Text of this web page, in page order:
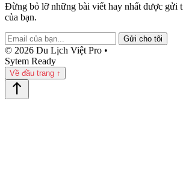
Đừng bỏ lỡ những bài viết hay nhất được gửi
của bạn.
Gửi cho tôi
© 2026 Du Lịch Việt Pro •
Sytem Ready
Về đầu trang ↑
north